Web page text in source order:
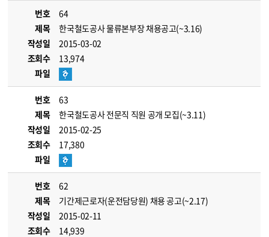
번호
64
제목
한국철도공사 물류본부장 채용공고(~3.16)
작성일
2015-03-02
조회수
13,974
파일
번호
63
제목
한국철도공사 전문직 직원 공개 모집(~3.11)
작성일
2015-02-25
조회수
17,380
파일
번호
62
제목
기간제근로자(운전담당원) 채용 공고(~2.17)
작성일
2015-02-11
조회수
14,939